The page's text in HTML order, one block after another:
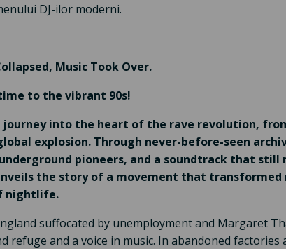
DJ-ilor moderni.
Music Took Over.
to the vibrant 90s!
into the heart of the rave revolution,
explosion. Through never-before-seen
pioneers, and a soundtrack that still
the story of a movement that transformed
nightlife.
suffocated by unemployment and Margaret
refuge and a voice in music. In abandoned factories